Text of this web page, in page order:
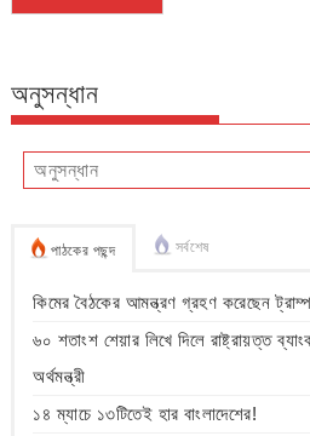
অনুসন্ধান
পাঠকের পছন্দ সর্বশেষ
কিমের বৈঠকের আমন্ত্রণ গ্রহণ করেছেন ট্রাম্প
৬০ শতাংশ শেয়ার লিখে দিলে রাষ্ট্রায়ত্ত
অর্থমন্ত্রী
১৪ ম্যাচে ১৩টিতেই হার বাংলাদেশের!